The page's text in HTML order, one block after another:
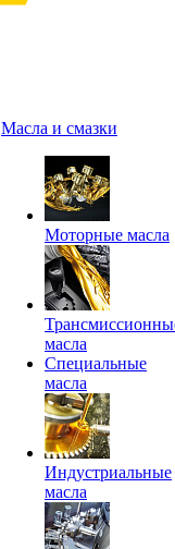
Масла и смазки
Моторные масла
масла
Специальные
масла
Индустриальные
масла